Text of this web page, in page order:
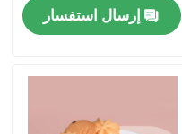
إرسال استفسار